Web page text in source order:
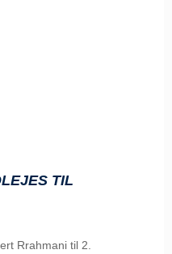
TIL
Rrahmani til 2.